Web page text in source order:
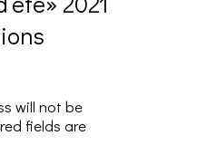
will not be
fields are